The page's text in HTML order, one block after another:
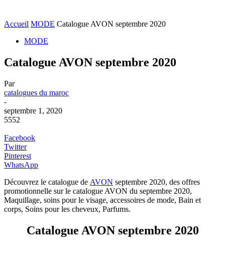
Accueil MODE Catalogue AVON septembre 2020
MODE
Catalogue AVON septembre 2020
Par
catalogues du maroc
-
septembre 1, 2020
5552
Facebook
Twitter
Pinterest
WhatsApp
Découvrez le catalogue de AVON septembre 2020, des offres
promotionnelle sur le catalogue AVON du septembre 2020,
Maquillage, soins pour le visage, accessoires de mode, Bain et
corps, Soins pour les cheveux, Parfums.
Catalogue AVON septembre 2020